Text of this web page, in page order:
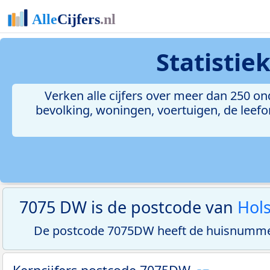
Verken alle cijfers over meer dan 250
bevolking, woningen, voertuigen, de
7075 DW is de postcode van
De postcode 7075DW heeft de